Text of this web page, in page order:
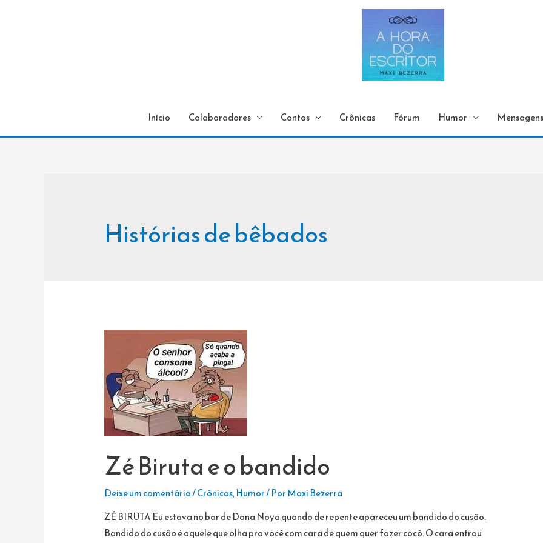
Início Colaboradores Contos Crônicas Fórum Humor Mensagens
Histórias de bêbados
Zé Biruta e o bandido
Deixe um comentário/Crônicas,Humor/ Por Maxi Bezerra
ZÉ BIRUTA Eu estava no bar de Dona Noya quando de repente apareceu um bandido do cusão.
Bandido do cusão é aquele que olha pra você com cara de quem quer fazer cocô. O cara entrou